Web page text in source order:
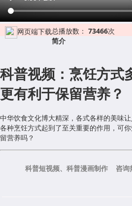
网页端下载总播放数： 73466
简介
科普视频：烹饪方式
更有利于保留营养？
中华饮食文化博大精深，各式各样的美味
各种烹饪方式起到了至关重要的作用，可
留营养吗？
科普短视频、科普漫画制作 咨询